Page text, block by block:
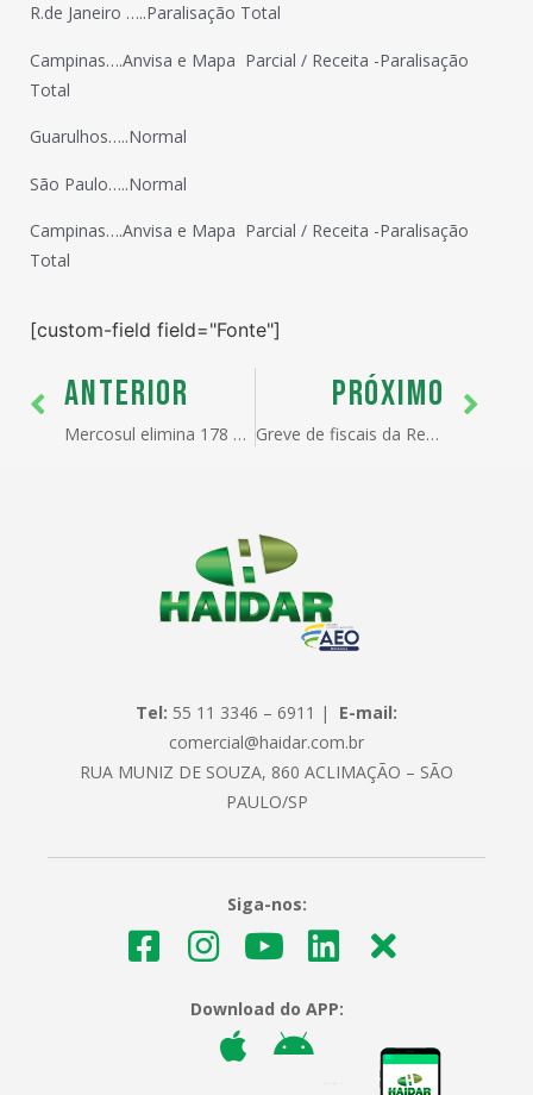
R.de Janeiro …..Paralisação Total
Campinas….Anvisa e Mapa  Parcial / Receita -Paralisação
Total
Guarulhos…..Normal
São Paulo…..Normal
Campinas….Anvisa e Mapa  Parcial / Receita -Paralisação
Total
[custom-field field="Fonte"]
ANTERIOR
Mercosul elimina 178 códigos de importação
PRÓXIMO
Greve de fiscais da Receita Federal já causa prejuízos na Zona Franca
Tel: 55 11 3346 – 6911 | E-mail:
comercial@haidar.com.br
RUA MUNIZ DE SOUZA, 860 ACLIMAÇÃO – SÃO
PAULO/SP
Siga-nos:
Download do APP: